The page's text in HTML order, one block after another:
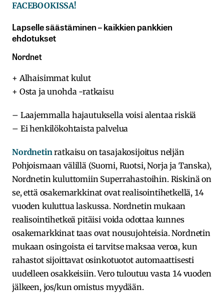
FACEBOOKISSA!
Lapselle säästäminen – kaikkien pankkien
ehdotukset
Nordnet
+ Alhaisimmat kulut
+ Osta ja unohda -ratkaisu
– Laajemmalla hajautuksella voisi alentaa riskiä
– Ei henkilökohtaista palvelua
Nordnetinratkaisu on tasajakosijoitus neljän
Pohjoismaan välillä (Suomi, Ruotsi, Norja ja Tanska),
Nordnetin kuluttomiin Superrahastoihin. Riskinä on
se, että osakemarkkinat ovat realisointihetkellä, 14
vuoden kuluttua laskussa. Nordnetin mukaan
realisointihetkeä pitäisi voida odottaa kunnes
osakemarkkinat taas ovat nousujohteisia. Nordnetin
mukaan osingoista ei tarvitse maksaa veroa, kun
rahastot sijoittavat osinkotuotot automaattisesti
uudelleen osakkeisiin. Vero tuloutuu vasta 14 vuoden
jälkeen, jos/kun omistus myydään.